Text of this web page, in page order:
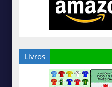
Livros